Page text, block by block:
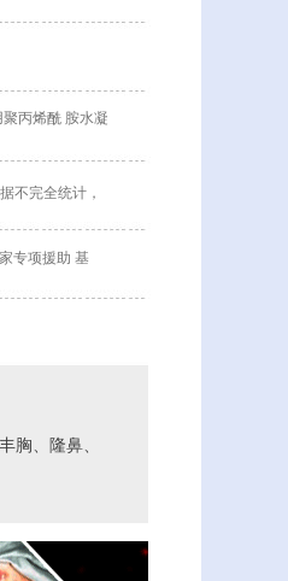
丙烯酰 胺水凝
不完全统计，
专项援助 基
胸、隆鼻、